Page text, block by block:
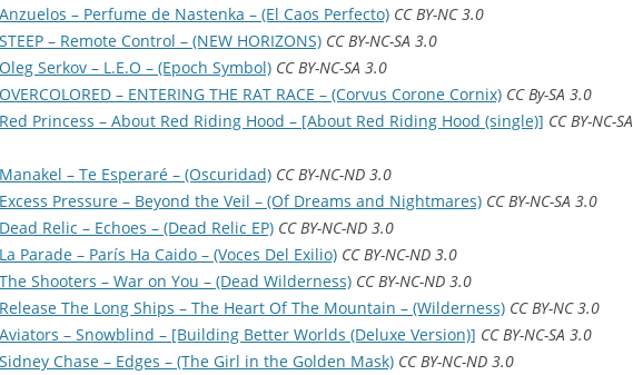
Anzuelos – Perfume de Nastenka – (El Caos Perfecto) CC BY-NC 3.0
STEEP – Remote Control – (NEW HORIZONS) CC BY-NC-SA 3.0
Oleg Serkov – L.E.O – (Epoch Symbol) CC BY-NC-SA 3.0
OVERCOLORED – ENTERING THE RAT RACE – (Corvus Corone Cornix) CC By-SA 3.0
Red Princess – About Red Riding Hood – [About Red Riding Hood (single)] CC BY-NC-SA
Manakel – Te Esperaré – (Oscuridad) CC BY-NC-ND 3.0
Excess Pressure – Beyond the Veil – (Of Dreams and Nightmares) CC BY-NC-SA 3.0
Dead Relic – Echoes – (Dead Relic EP) CC BY-NC-ND 3.0
La Parade – París Ha Caido – (Voces Del Exilio) CC BY-NC-ND 3.0
The Shooters – War on You – (Dead Wilderness) CC BY-NC-ND 3.0
Release The Long Ships – The Heart Of The Mountain – (Wilderness) CC BY-NC 3.0
Aviators – Snowblind – [Building Better Worlds (Deluxe Version)] CC BY-NC-SA 3.0
Sidney Chase – Edges – (The Girl in the Golden Mask) CC BY-NC-ND 3.0